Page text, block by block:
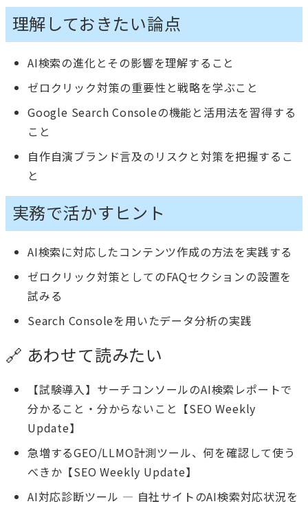
理解しておきたい論点
AI検索の進化とその影響を理解すること
ゼロクリック対策の重要性と戦略を学ぶこと
Google Search Consoleの機能と活用法を習得する
こと
自作自演ブランド言及のリスクと対策を把握するこ
と
実務で活かすヒント
AI検索に対応したコンテンツ作成の方法を実践する
ゼロクリック対策としてのFAQセクションの設置を
試みる
Search Consoleを用いたデータ分析の実践
🔗 あわせて読みたい
【試験導入】サーチコンソールのAI検索レポートで
分かること・分からないこと【SEO Weekly
Update】
急増するGEO/LLMO計測ツール、何を確認して使う
べきか【SEO Weekly Update】
AI対応診断ツール — 自社サイトのAI検索対応状況を